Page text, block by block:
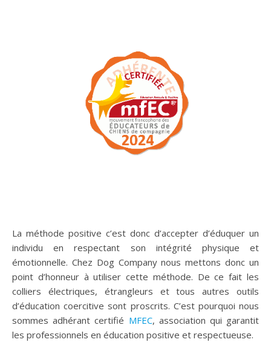
La méthode positive c’est donc d’accepter d’éduquer un
individu en respectant son intégrité physique et
émotionnelle. Chez Dog Company nous mettons donc un
point d’honneur à utiliser cette méthode. De ce fait les
colliers électriques, étrangleurs et tous autres outils
d’éducation coercitive sont proscrits. C’est pourquoi nous
sommes adhérant certifié MFEC, association qui garantit
les professionnels en éducation positive et respectueuse.